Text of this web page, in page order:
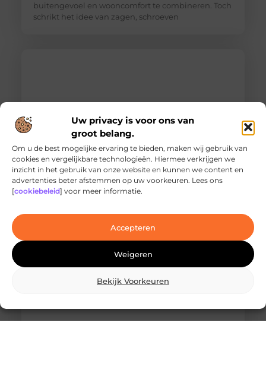
Uw privacy is voor ons van
groot belang.
Om u de best mogelijke ervaring te bieden, maken wij gebruik van
cookies en vergelijkbare technologieën. Hiermee verkrijgen we
inzicht in het gebruik van onze website en kunnen we content en
advertenties beter afstemmen op uw voorkeuren. Lees ons
[cookiebeleid] voor meer informatie.
Accepteren
Weigeren
Bekijk Voorkeuren
buitengevoel en wooncomfort te combineren. Toch
schrikt het idee van zagen, schroeven
Ontdek de innovatieve behandelingen in
jouw stad
laserbehandelingen in Den Haag? Dan ben je hier